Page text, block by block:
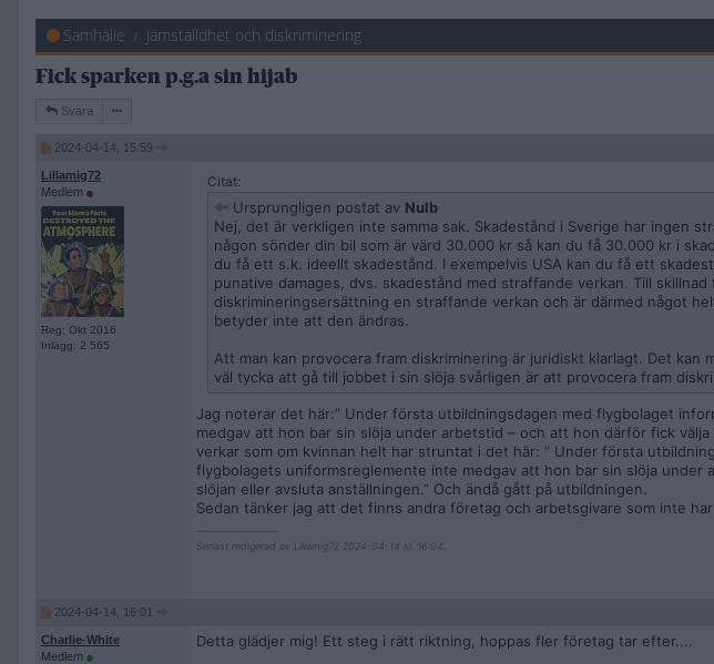
Samhälle Jämställdhet och diskriminering
Fick sparken p.g.a sin hijab
Svara
2024-04-14, 15:59
Lillamig72
Medlem
Reg: Okt 2016
Inlägg: 2 565
Citat:
Ursprungligen postat av Nulb
Nej, det är verkligen inte samma sak. Skadestånd i Sverige har ingen
någon sönder din bil som är värd 30.000 kr så kan du få 30.000 kr i
du få ett s.k. ideellt skadestånd. I exempelvis USA kan du få ett
punative damages, dvs. skadestånd med straffande verkan. Till skillnad
diskrimineringsersättning en straffande verkan och är därmed något
betyder inte att den ändras.
Att man kan provocera fram diskriminering är juridiskt klarlagt. Det kan
väl tycka att gå till jobbet i sin slöja svårligen är att provocera fram
Jag noterar det här:” Under första utbildningsdagen med flygbolaget
medgav att hon bar sin slöja under arbetstid – och att hon därför fick
verkar som om kvinnan helt har struntat i det här: ” Under första
flygbolagets uniformsreglemente inte medgav att hon bar sin slöja under
slöjan eller avsluta anställningen.” Och ändå gått på utbildningen.
Sedan tänker jag att det finns andra företag och arbetsgivare som inte
Senast redigerad av Lillamig72 2024-04-14 kl. 16:04.
2024-04-14, 16:01
Charlie-White
Medlem
Detta glädjer mig! Ett steg i rätt riktning, hoppas fler företag tar efter....